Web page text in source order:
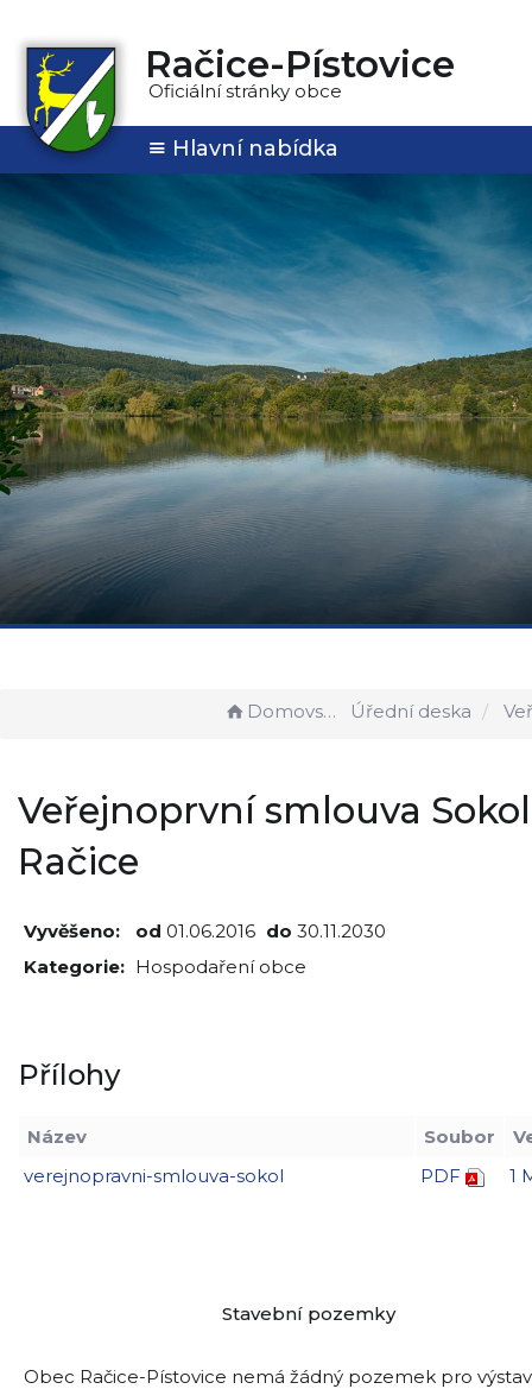
Račice-Pístovice
Oficiální stránky obce
Hlavní nabídka
Domovská stránka Úřední deska
Veřejnoprvní smlouva Sokol
Račice
Vyvěšeno: od 01.06.2016 do 30.11.2030
Kategorie: Hospodaření obce
Přílohy
Název Soubor
verejnopravni-smlouva-sokol
PDF 1
Stavební pozemky
Obec Račice-Pístovice nemá žádný pozemek pro